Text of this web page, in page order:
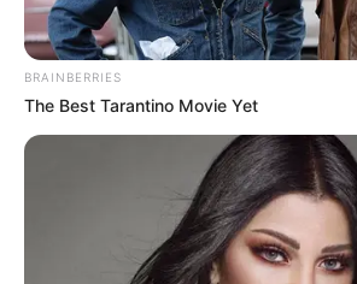
BRAINBERRIES
The Best Tarantino Movie Yet